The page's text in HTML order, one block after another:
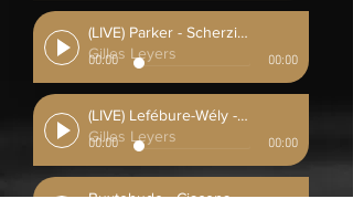
(LIVE) Parker - Scherzino op.66 N°3
Gilles Leyers
00:00 00:00
(LIVE) Lefébure-Wély - Choeur de voix humaine
Gilles Leyers
00:00 00:00
Buxtehude - Ciacona BuxWV 160